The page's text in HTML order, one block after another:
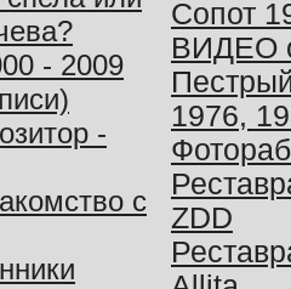
- 2009
-
с
Сопот
ВИДЕО
1976,
ZDD